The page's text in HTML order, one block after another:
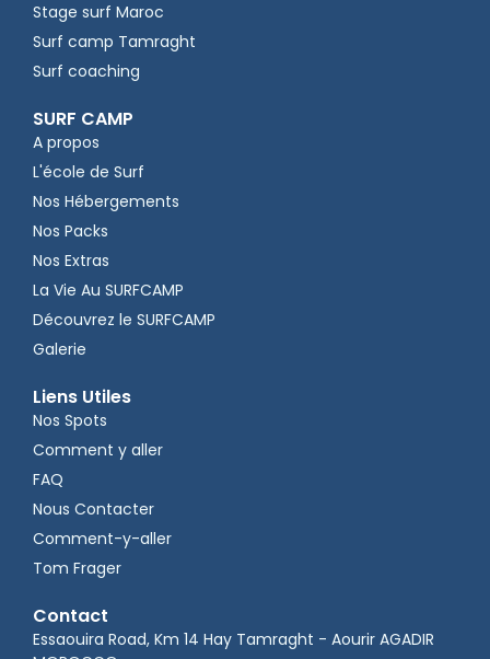
Stage surf Maroc
Surf camp Tamraght
Surf coaching
SURF CAMP
A propos
L'école de Surf
Nos Hébergements
Nos Packs
Nos Extras
La Vie Au SURFCAMP
Découvrez le SURFCAMP
Galerie
Liens Utiles
Nos Spots
Comment y aller
FAQ
Nous Contacter
Comment-y-aller
Tom Frager
Contact
Essaouira Road, Km 14 Hay Tamraght - Aourir AGADIR